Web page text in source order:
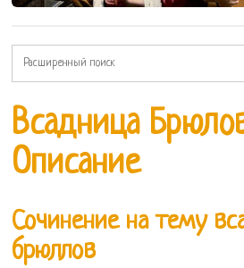
Всадница
Описание
Сочинение на тему
брюллов